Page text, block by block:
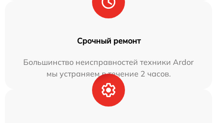
Срочный ремонт
Большинство неисправностей техники Ardor
мы устраняем в течение 2 часов.